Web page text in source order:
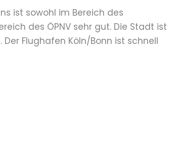
ist sowohl im Bereich des
des ÖPNV sehr gut. Die Stadt ist
Flughafen Köln/Bonn ist schnell